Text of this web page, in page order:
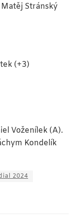
Stránský
(+3)
Voženílek (A).
Kondelík
2024